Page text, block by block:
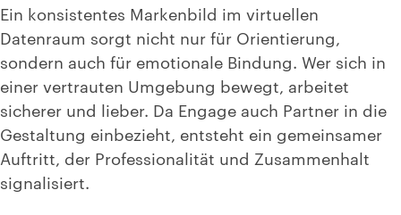
Ein konsistentes Markenbild im virtuellen
Datenraum sorgt nicht nur für Orientierung,
sondern auch für emotionale Bindung. Wer sich in
einer vertrauten Umgebung bewegt, arbeitet
sicherer und lieber. Da Engage auch Partner in die
Gestaltung einbezieht, entsteht ein gemeinsamer
Auftritt, der Professionalität und Zusammenhalt
signalisiert.